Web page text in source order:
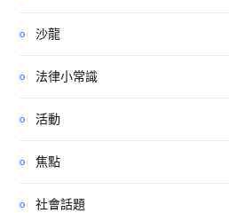
沙龍
法律小常識
活動
焦點
社會話題